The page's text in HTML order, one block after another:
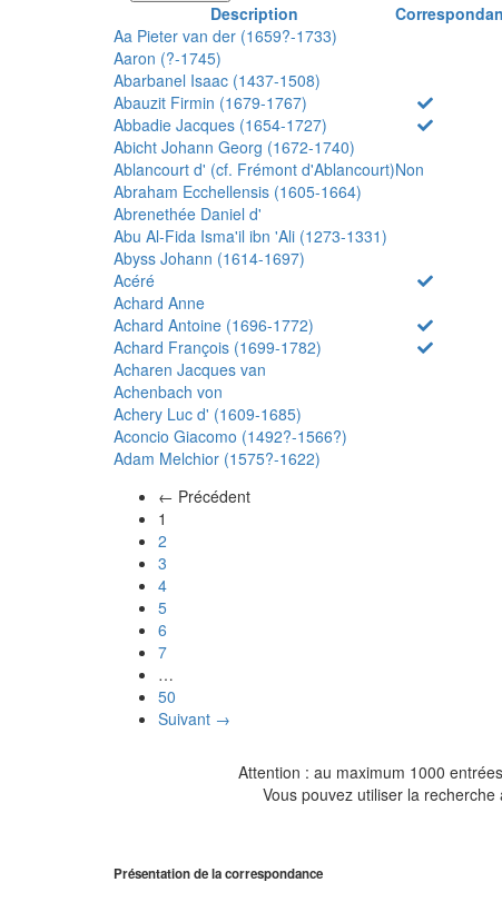
Description
Aa Pieter van der (1659?-1733)
Aaron (?-1745)
Abarbanel Isaac (1437-1508)
Abauzit Firmin (1679-1767)
Abbadie Jacques (1654-1727)
Abicht Johann Georg (1672-1740)
Ablancourt d' (cf. Frémont d'Ablancourt)Non
Abraham Ecchellensis (1605-1664)
Abrenethée Daniel d'
Abu Al-Fida Isma'il ibn 'Ali (1273-1331)
Abyss Johann (1614-1697)
Acéré
Achard Anne
Achard Antoine (1696-1772)
Achard François (1699-1782)
Acharen Jacques van
Achenbach von
Achery Luc d' (1609-1685)
Aconcio Giacomo (1492?-1566?)
Adam Melchior (1575?-1622)
← Précédent
1
2
3
4
5
6
7
…
50
Suivant →
Attention : au maximum 1000
Vous pouvez utiliser la
Présentation de la correspondance